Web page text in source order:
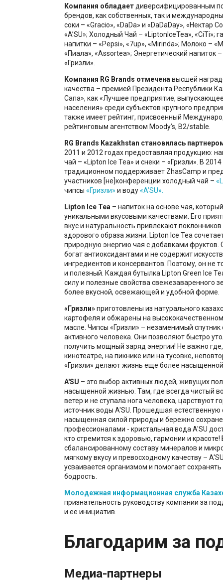
Компания обладаетдиверсифицированным
брендов, как собственных, так и
соки – «Gracio», «DaDa» и «DaDaDay», «Нектар
«A’SU»; Холодный Чай – «LiptonIceTea», «CiTi»;
напитки – «Pepsi», «7up», «Mirinda»; Молоко –
«Пиала», «Assortea»; Энергетический напиток –
«Гризли».
Компания RG Brands отмечена высшей
качества – премией Президента Республики
Сапа», как «Лучшее предприятие,
населения» среди субъектов крупного
также имеет рейтинг, присвоенный
рейтинговым агентством Moody’s, B2/stable.
RG Brands Kazakhstan становилась
2011 и 2012 годах предоставляя продукцию:
чай – «Lipton Ice Tea» и снеки – «Гризли». В
традиционном поддерживает ZhasCamp и
участников [не]конференции холодный чай –
чипсы «Гризли» и воду«A’SU».
Lipton Ice Tea – напиток на основе чая,
уникальными вкусовыми качествами. Его
вкус и натуральность привлекают поклонников
здорового образа жизни. Lipton Ice Tea
природную энергию чая с добавками фруктов.
богат антиоксидантами и не содержит
ингредиентов и консервантов. Поэтому, он не
и полезный. Каждая бутылка Lipton Green Ice
силу и полезные свойства свежезаваренного
более вкусной, освежающей и удобной форме.
«Гризли»приготовлены из натурального
картофеля и обжарены на
масле. Чипсы «Гризли» – незаменимый спутник
активного человека. Они позволяют быстро
получить мощный заряд энергии! Не важно где,
кинотеатре, на пикнике или на тусовке,
«Гризли» делают жизнь еще более
A'SU – это выбор активных людей, живущих
насыщенной жизнью. Там, где всегда чистый
ветер и не ступала нога человека, царствуют
источник воды A'SU. Прошедшая
насыщенная силой природы и бережно
профессионалами - кристальная вода A'SU
кто стремится к здоровью, гармонии и красоте!
сбалансированному составу минералов и
мягкому вкусу и превосходному качеству –
усваивается организмом и помогает
бодрость.
Молодежная информационная служба
признательность руководству компании за
и ее инициатив.
Благодарим за
Медиа-партнеры